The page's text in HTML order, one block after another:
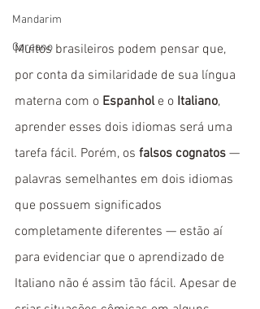
Mandarim
Coreano
Muitos brasileiros podem pensar que,
por conta da similaridade de sua língua
materna com o Espanhol e o Italiano,
aprender esses dois idiomas será uma
tarefa fácil. Porém, os falsos cognatos —
palavras semelhantes em dois idiomas
que possuem significados
completamente diferentes — estão aí
para evidenciar que o aprendizado de
Italiano não é assim tão fácil. Apesar de